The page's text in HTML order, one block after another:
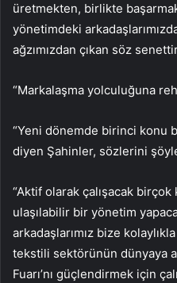
üretmekten, birlikte
yönetimdeki
ağzımızdan çıkan söz
“Markalaşma yolculuğuna
“Yeni dönemde birinci konu
diyen Şahinler, sözlerini
“Aktif olarak çalışacak
ulaşılabilir bir yönetim
arkadaşlarımız bize
tekstili sektörünün dünyaya
Fuarı’nı güçlendirmek için